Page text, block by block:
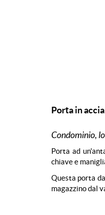
Porta in
Condominio,
Porta ad
chiave e
Questa porta
magazzino dal